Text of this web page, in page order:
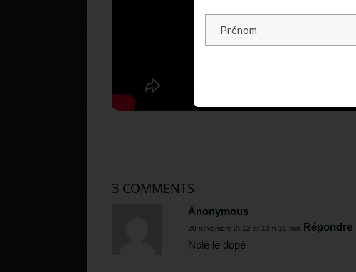
3 COMMENTS
Anonymous
20 novembre 2012 at 13 h 19 min Répondre
Nole le dopé